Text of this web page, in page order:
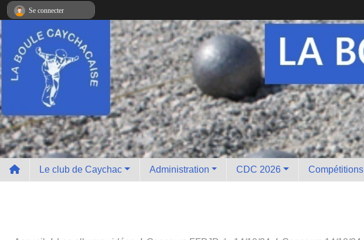
Le club de Caychac Administration CDC 2026 Compétitions
Se connecter
Panneau de gestion des cookies